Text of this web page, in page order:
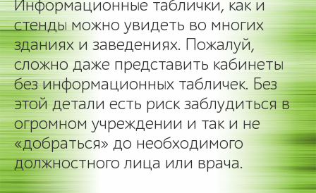
Информационные таблички, как и
стенды можно увидеть во многих
зданиях и заведениях. Пожалуй,
сложно даже представить кабинеты
без информационных табличек. Без
этой детали есть риск заблудиться в
огромном учреждении и так и не
«добраться» до необходимого
должностного лица или врача.